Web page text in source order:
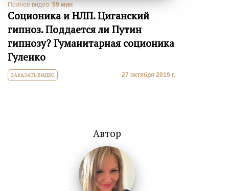
Полное видео: 59 мин
Соционика и НЛП. Циганский
гипноз. Поддается ли Путин
гипнозу? Гуманитарная соционика
Гуленко
ЗАКАЗАТЬ ВИДЕО 27 октября 2019 г.
Автор